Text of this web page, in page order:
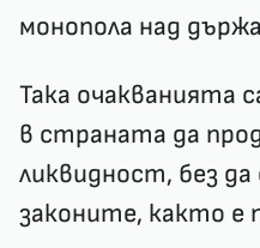
монопола над
Така очакванията
в страната да
ликвидност, без да
законите, както е